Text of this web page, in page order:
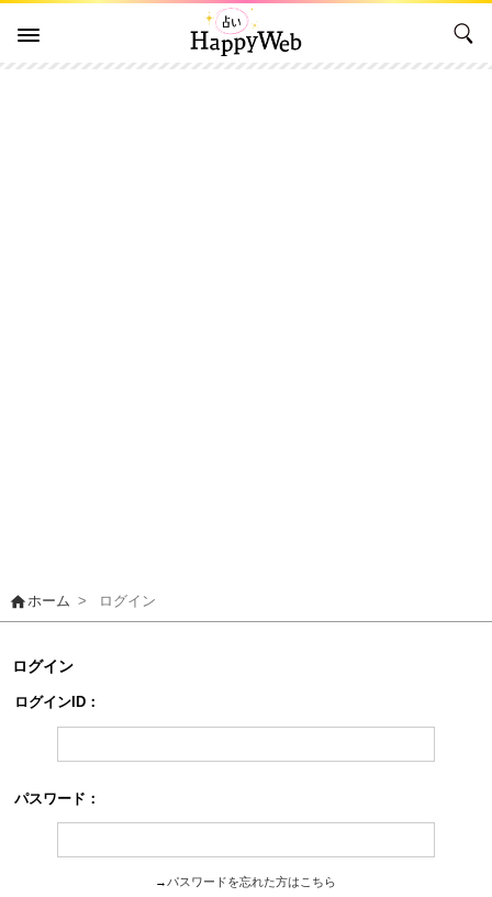
homeホーム > ログイン
ログイン
ログインID：
パスワード：
→ パスワードを忘れた方はこちら